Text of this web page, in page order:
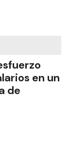
en un
de